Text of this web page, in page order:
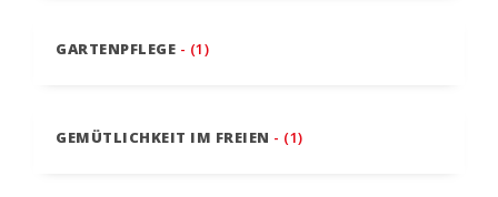
GARTENPFLEGE - (1)
GEMÜTLICHKEIT IM FREIEN - (1)